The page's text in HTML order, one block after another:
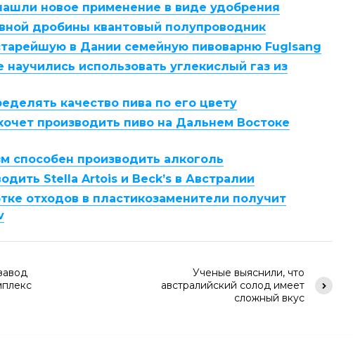
новое применение в виде удобрения
дробины квантовый полупроводник
в Дании семейную пивоварню Fuglsang
использовать углекислый газ из
качество пива по его цвету
производить пиво на Дальнем Востоке
способен производить алкоголь
Stella Artois и Beck’s в Австралии
отходов в пластикозаменители получит
Ученые выяснили, что
австралийский солод имеет
сложный вкус